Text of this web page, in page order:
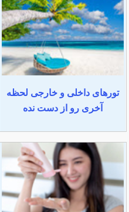
تورهای داخلی و خارجی لحظه
آخری رو از دست نده